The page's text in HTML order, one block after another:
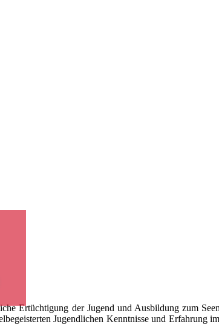
Ertüchtigung der Jugend und Ausbildung zum
Jugendlichen Kenntnisse und Erfahrung im